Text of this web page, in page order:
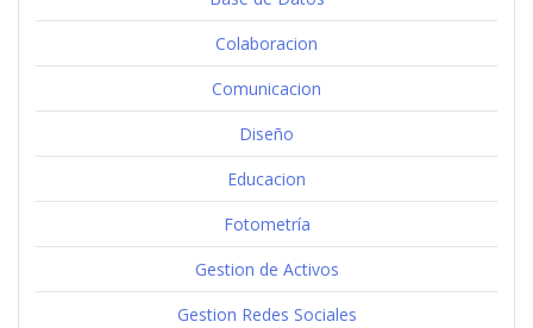
Colaboracion
Comunicacion
Diseño
Educacion
Fotometría
Gestion de Activos
Gestion Redes Sociales